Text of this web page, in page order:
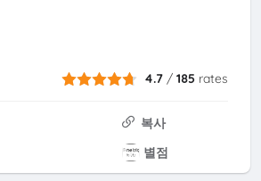
4.7 /185 rates
복사
별점